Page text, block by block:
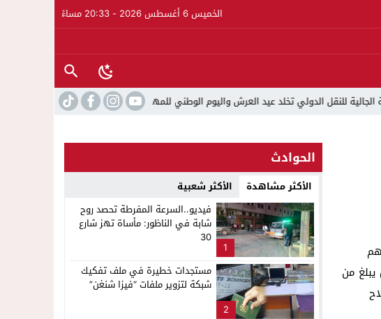
الخميس 6 أغسطس 2026 - 20:33 مساءً
الدولي تخلد عيد العرش واليوم الوطني للمهاجر بحفل وطني بالناظور 22:15
شخص يبلغ من
الحوادث
الأكثر مشاهدة الأكثر شعبية
1
فيديو..السرعة المفرطة تحصد روح
شابة في الناظور: مأساة تهز شارع
30
2
مستجدات خطيرة في ملف تفكيك
شبكة لتزوير ملفات “فيزا شنغن”